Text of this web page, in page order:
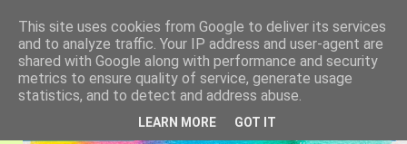
This site uses cookies from Google to deliver its services
and to analyze traffic. Your IP address and user-agent are
shared with Google along with performance and security
metrics to ensure quality of service, generate usage
statistics, and to detect and address abuse.
LEARN MORE GOT IT